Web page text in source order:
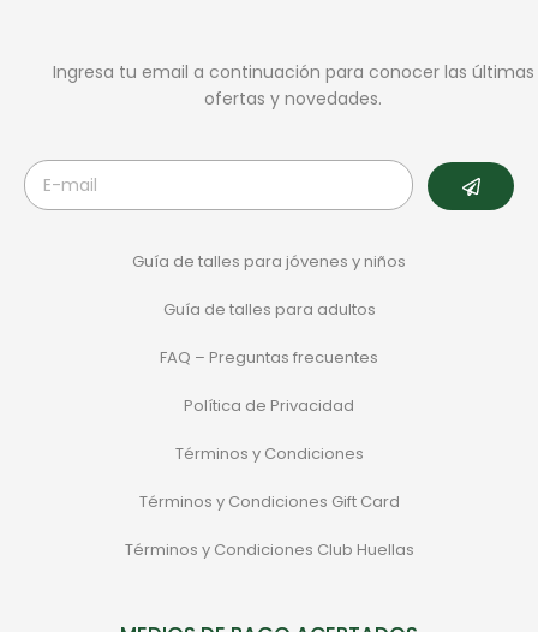
Ingresa tu email a continuación para conocer las últimas
ofertas y novedades.
Guía de talles para jóvenes y niños
Guía de talles para adultos
FAQ – Preguntas frecuentes
Política de Privacidad
Términos y Condiciones
Términos y Condiciones Gift Card
Términos y Condiciones Club Huellas